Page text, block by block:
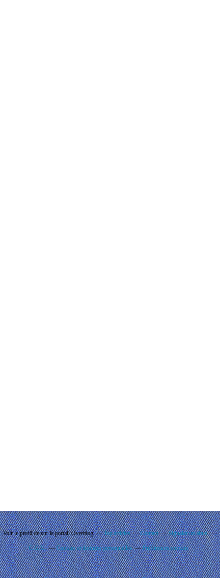
Voir le profil desur le portail Overblog Top articles Contact Signaler un abus
C.G.U. Cookies et données personnelles Préférences cookies